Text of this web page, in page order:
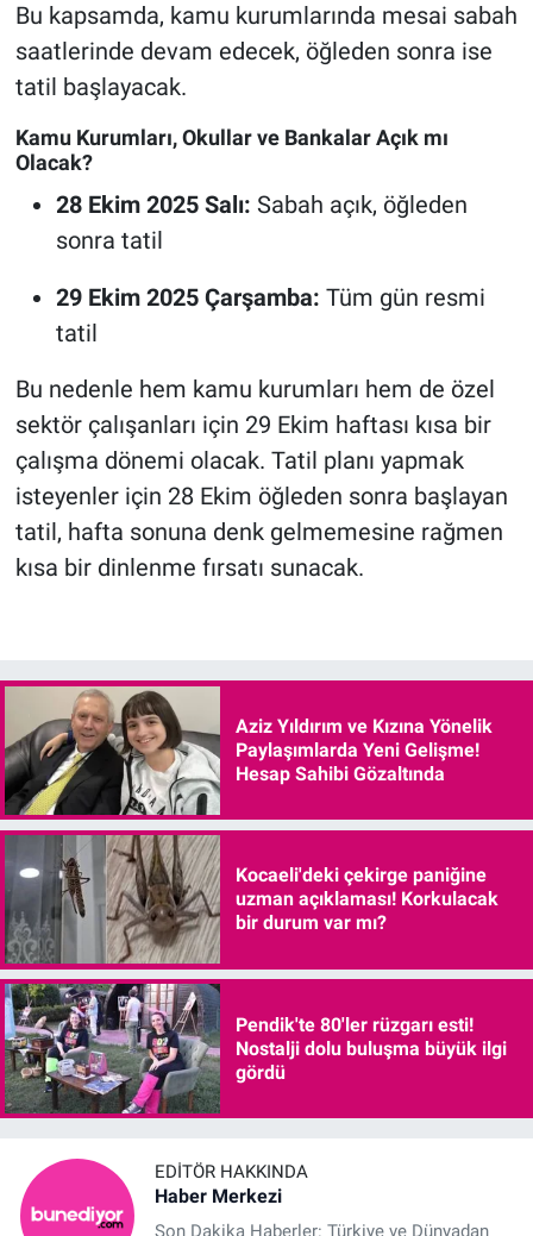
Bu kapsamda, kamu kurumlarında mesai sabah
saatlerinde devam edecek, öğleden sonra ise
tatil başlayacak.
Kamu Kurumları, Okullar ve Bankalar Açık mı
Olacak?
28 Ekim 2025 Salı: Sabah açık, öğleden
sonra tatil
29 Ekim 2025 Çarşamba: Tüm gün resmi
tatil
Bu nedenle hem kamu kurumları hem de özel
sektör çalışanları için 29 Ekim haftası kısa bir
çalışma dönemi olacak. Tatil planı yapmak
isteyenler için 28 Ekim öğleden sonra başlayan
tatil, hafta sonuna denk gelmemesine rağmen
kısa bir dinlenme fırsatı sunacak.
Aziz Yıldırım ve Kızına Yönelik
Paylaşımlarda Yeni Gelişme!
Hesap Sahibi Gözaltında
Kocaeli'deki çekirge paniğine
uzman açıklaması! Korkulacak
bir durum var mı?
Pendik'te 80'ler rüzgarı esti!
Nostalji dolu buluşma büyük ilgi
gördü
EDITÖR HAKKINDA
Haber Merkezi
Son Dakika Haberler: Türkiye ve Dünyadan